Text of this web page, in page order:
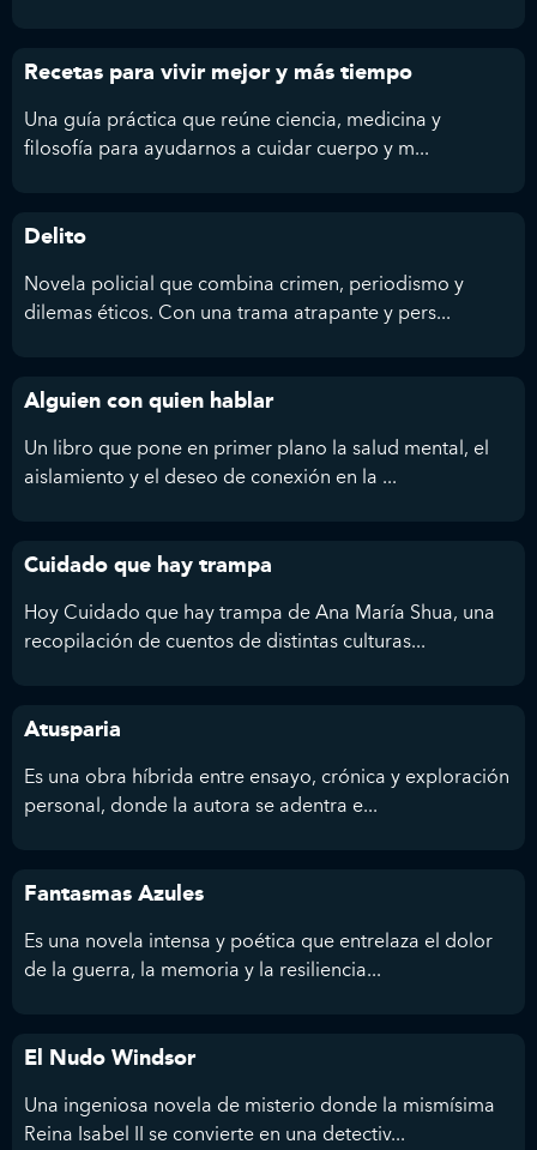
Recetas para vivir mejor y más tiempo
Una guía práctica que reúne ciencia, medicina y
filosofía para ayudarnos a cuidar cuerpo y m...
Delito
Novela policial que combina crimen, periodismo y
dilemas éticos. Con una trama atrapante y pers...
Alguien con quien hablar
Un libro que pone en primer plano la salud mental, el
aislamiento y el deseo de conexión en la ...
Cuidado que hay trampa
Hoy Cuidado que hay trampa de Ana María Shua, una
recopilación de cuentos de distintas culturas...
Atusparia
Es una obra híbrida entre ensayo, crónica y exploración
personal, donde la autora se adentra e...
Fantasmas Azules
Es una novela intensa y poética que entrelaza el dolor
de la guerra, la memoria y la resiliencia...
El Nudo Windsor
Una ingeniosa novela de misterio donde la mismísima
Reina Isabel II se convierte en una detectiv...